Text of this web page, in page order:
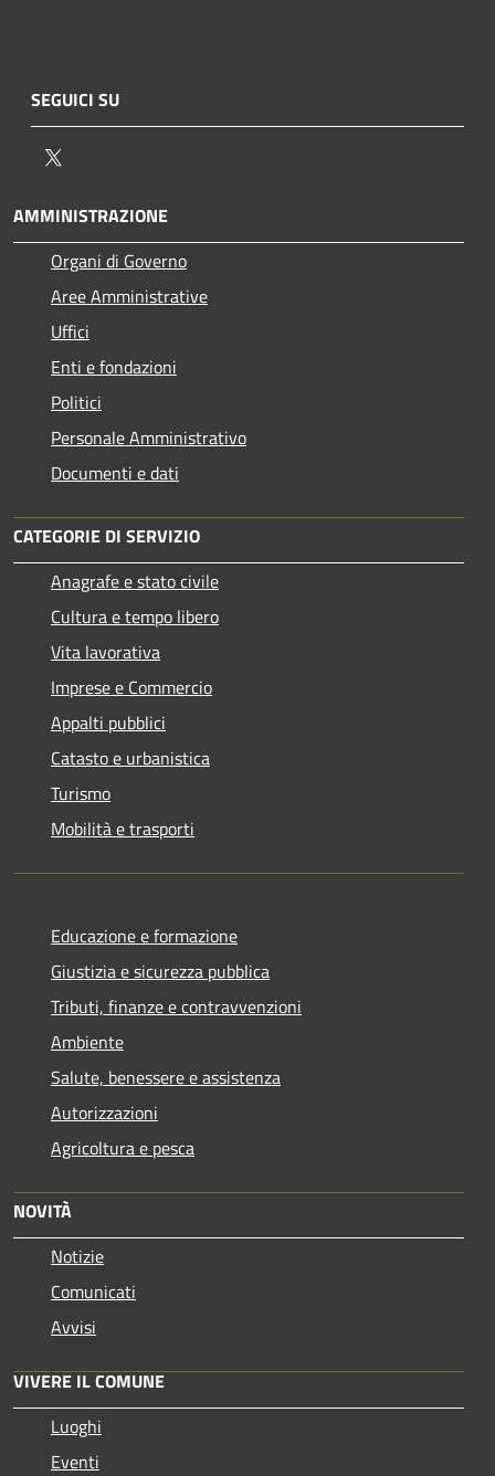
SEGUICI SU
AMMINISTRAZIONE
Organi di Governo
Aree Amministrative
Uffici
Enti e fondazioni
Politici
Personale Amministrativo
Documenti e dati
CATEGORIE DI SERVIZIO
Anagrafe e stato civile
Cultura e tempo libero
Vita lavorativa
Imprese e Commercio
Appalti pubblici
Catasto e urbanistica
Turismo
Mobilità e trasporti
Educazione e formazione
Giustizia e sicurezza pubblica
Tributi, finanze e contravvenzioni
Ambiente
Salute, benessere e assistenza
Autorizzazioni
Agricoltura e pesca
NOVITÀ
Notizie
Comunicati
Avvisi
VIVERE IL COMUNE
Luoghi
Eventi